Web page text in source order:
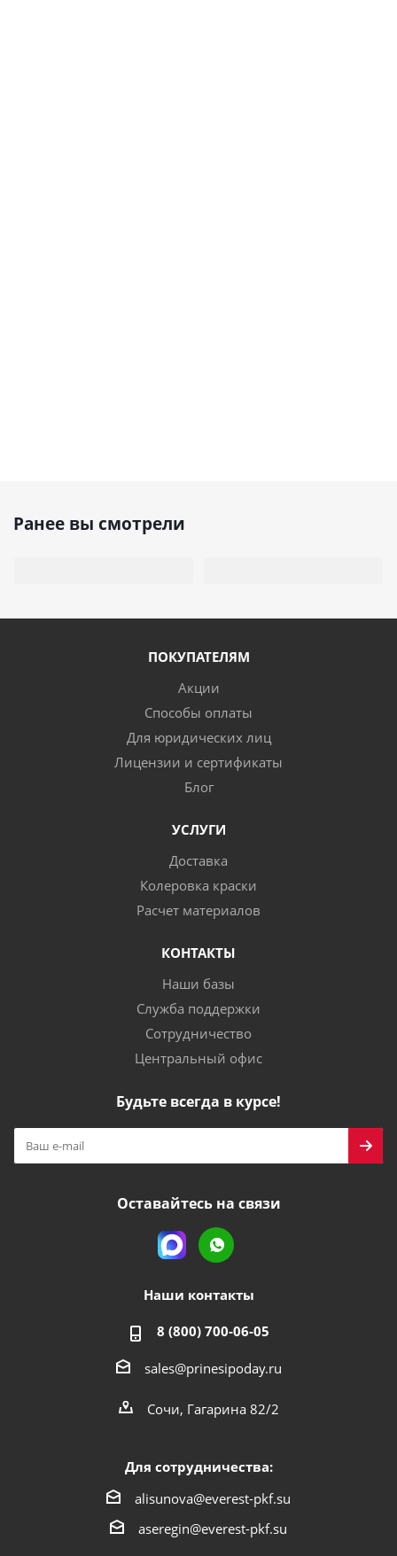
Ранее вы смотрели
ПОКУПАТЕЛЯМ
Акции
Способы оплаты
Для юридических лиц
Лицензии и сертификаты
Блог
УСЛУГИ
Доставка
Колеровка краски
Расчет материалов
КОНТАКТЫ
Наши базы
Служба поддержки
Сотрудничество
Центральный офис
Будьте всегда в курсе!
Оставайтесь на связи
Наши контакты
8 (800) 700-06-05
sales@prinesipoday.ru
Сочи, Гагарина 82/2
Для сотрудничества:
alisunova@everest-pkf.su
aseregin@everest-pkf.su